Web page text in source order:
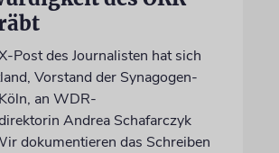
Post des Journalisten hat sich
Vorstand der Synagogen-
an WDR-
Andrea Schafarczyk
dokumentieren das Schreiben